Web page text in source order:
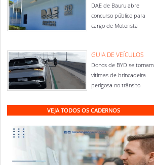
DAE de Bauru abre
concurso público para
cargo de Motorista
GUIA DE VEÍCULOS
Donos de BYD se tornam
vítimas de brincadeira
perigosa no trânsito
VEJA TODOS OS CADERNOS